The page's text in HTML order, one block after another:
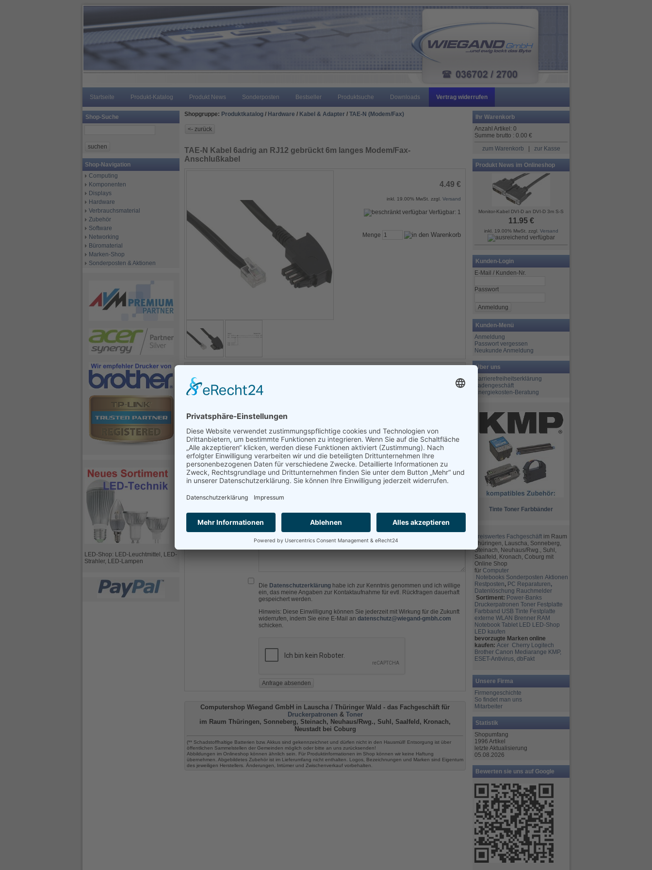
Startseite Produkt-Katalog Produkt News Sonderposten Bestseller Produktsuche Downloads Vertrag widerrufen
Shop-Suche
Shop-Navigation
Computing
Komponenten
Displays
Hardware
Verbrauchsmaterial
Zubehör
Software
Networking
Büromaterial
Marken-Shop
Sonderposten & Aktionen
LED-Shop: LED-Leuchtmittel, LED-
Strahler, LED-Lampen
Shopgruppe: Produktkatalog / Hardware / Kabel & Adapter / TAE-N (Modem/Fax)
TAE-N Kabel 6adrig an RJ12 gebrückt 6m langes Modem/Fax-
Anschlußkabel
4.49 €
inkl. 19.00% MwSt. zzgl. Versand
Verfügbar: 1
Menge
Nr.:
Code: B213881A
speziell für den Betrieb von Zusatzgeräten
Belegung
Brücken im Anschlusskabel sorgen für weitere Funktion
von nachgeschalteten Telefonen
Frage zu diesem Artikel
Ihre E-Mail-Adresse
Ihre Frage
Die Datenschutzerklärung habe ich zur Kenntnis genommen und ich willige
ein, das meine Angaben zur Kontaktaufnahme für evtl. Rückfragen dauerhaft
gespeichert werden.
Hinweis: Diese Einwilligung können Sie jederzeit mit Wirkung für die Zukunft
widerrufen, indem Sie eine E-Mail an datenschutz@wiegand-gmbh.com
schicken.
Computershop Wiegand GmbH in Lauscha / Thüringer Wald - das Fachgeschäft für
Druckerpatronen & Toner
im Raum Thüringen, Sonneberg, Steinach, Neuhaus/Rwg., Suhl, Saalfeld, Kronach,
Neustadt bei Coburg
(** Schadstoffhaltige Batterien bzw. Akkus sind gekennzeichnet und dürfen nicht in den Hausmüll! Entsorgung ist über
öffentlichen Sammelstellen der Gemeinden möglich oder bitte an uns zurücksenden!
Abbildungen im Onlineshop können ähnlich sein. Für Produktinformationen im Shop können wir keine Haftung
übernehmen. Abgebildetes Zubehör ist im Lieferumfang nicht enthalten. Logos, Bezeichnungen und Marken sind Eigentum
des jeweiligen Herstellers. Änderungen, Irrtümer und Zwischenverkauf vorbehalten.
Ihr Warenkorb
Anzahl Artikel: 0
Summe brutto : 0.00 €
zum Warenkorb
zur Kasse
Produkt News im Onlineshop
Monitor-Kabel DVI-D an DVI-D 3m S-S
11.95 €
inkl. 19.00% MwSt. zzgl. Versand
Kunden-Login
E-Mail / Kunden-Nr.
Passwort
Kunden-Menü
Anmeldung
Passwort vergessen
Neukunde Anmeldung
Über uns
Barrierefreiheitserklärung
Ladengeschäft
Energiekosten-Beratung
Tinte Toner Farbbänder
preiswertes Fachgeschäft im Raum
Thüringen, Lauscha, Sonneberg,
Steinach, Neuhaus/Rwg., Suhl,
Saalfeld, Kronach, Coburg mit
Online Shop
für Computer
Notebooks Sonderposten Aktionen
Restposten, PC Reparaturen,
Datenlöschung Rauchmelder
Sortiment: Power-Banks
Druckerpatronen Toner Festplatte
Farbband USB Tinte Festplatte
externe WLAN Brenner RAM
Notebook Tablet LED LED-Shop
LED kaufen
bevorzugte Marken online
kaufen: Acer Cherry Logitech
Brother Canon Mediarange KMP,
ESET-Antivirus, dbFakt
Unsere Firma
Firmengeschichte
So findet man uns
Mitarbeiter
Statistik
Shopumfang
1996 Artikel
letzte Aktualisierung
05.08.2026
Bewerten sie uns auf Google